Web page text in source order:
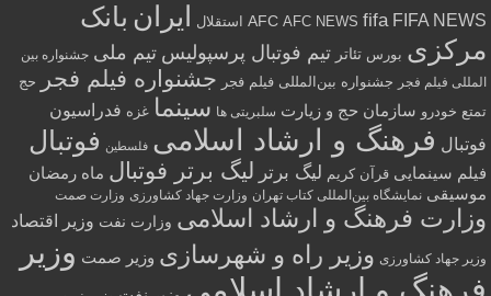
AFC AFC NEWS fifa FIFA NEWS استقلال ایران بانک
مرکزی بورس تئاتر تیم فوتبال پرسپولیس تیم ملی جشنواره بین
المللی فیلم فجر جشنواره بین‌المللی فیلم فجر جشنواره فیلم فجر
حج
تمتع خودرو سازمان حج و زیارت سلبریتی ها سینما غزه فدراسیون
فوتبال فرهنگ و ارشاد اسلامی فلسطین فوتبال
فیلم سینمایی قرآن کریم لیگ برتر لیگ برتر فوتبال ماه رمضان
موسیقی نمایشگاه بین‌المللی کتاب تهران وزارت جهاد کشاورزی وزارت صمت
وزارت فرهنگ و ارشاد اسلامی وزارت نفت وزیر اقتصاد
وزیر جهاد کشاورزی وزیر راه و شهرسازی وزیر صمت وزیر